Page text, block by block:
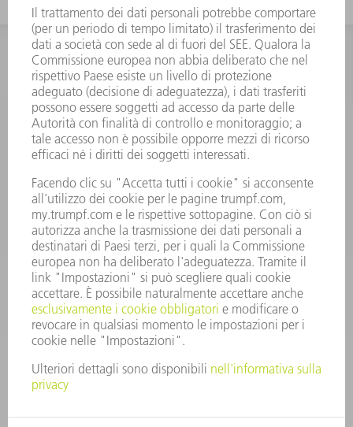
INFORMAZIONE
Domande frequenti
Condizioni generali di contratto
CONTATTO
RICAMBI TRUMPF ITALIA
lunedì a venerdì: 08:30 – 18:00
ricambi@trumpf.com
CONTATTO
UTENSILI TRUMPF ITALIA
+39 02 48489482
lunedì a venerdì: 08:00 – 18:00
utensili@trumpf.com